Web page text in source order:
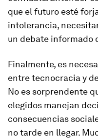
que el futuro esté
intolerancia,
un debate informado
Finalmente, es
entre tecnocracia y
No es sorprendente
elegidos manejan
consecuencias
no tarde en llegar.